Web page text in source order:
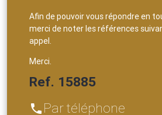
Afin de pouvoir vous répondre en
merci de noter les références
appel.
Merci.
Ref. 15885
phone Par téléphone